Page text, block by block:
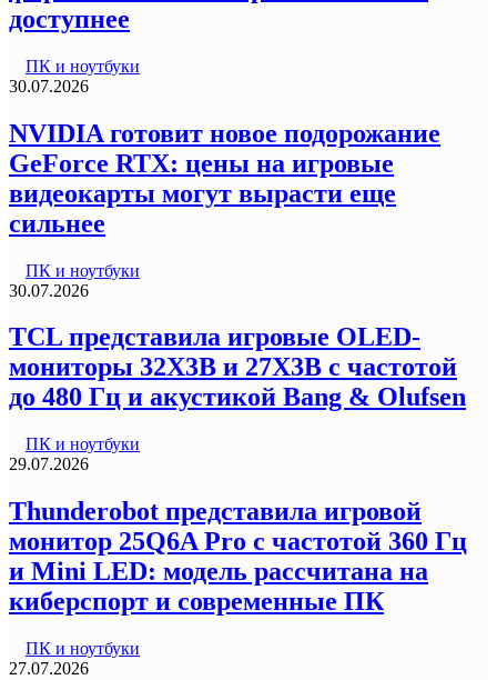
доступнее
ПК и ноутбуки
30.07.2026
NVIDIA готовит новое подорожание
GeForce RTX: цены на игровые
видеокарты могут вырасти еще
сильнее
ПК и ноутбуки
30.07.2026
TCL представила игровые OLED-
мониторы 32X3B и 27X3B с частотой
до 480 Гц и акустикой Bang & Olufsen
ПК и ноутбуки
29.07.2026
Thunderobot представила игровой
монитор 25Q6A Pro с частотой 360 Гц
и Mini LED: модель рассчитана на
киберспорт и современные ПК
ПК и ноутбуки
27.07.2026